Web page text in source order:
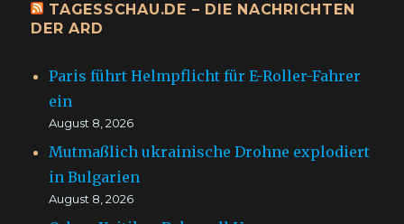
TAGESSCHAU.DE – DIE NACHRICHTEN
DER ARD
Paris führt Helmpflicht für E-Roller-Fahrer
ein
August 8, 2026
Mutmaßlich ukrainische Drohne explodiert
in Bulgarien
August 8, 2026